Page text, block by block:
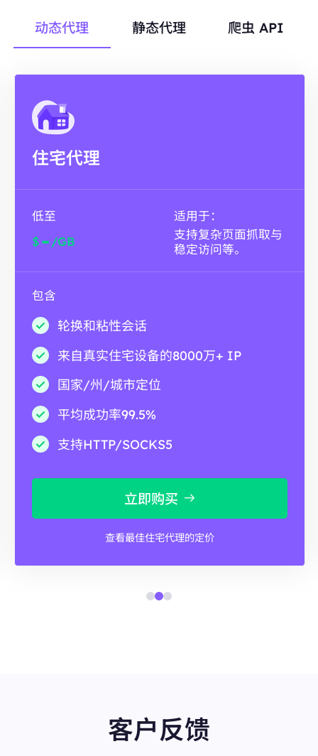
动态代理 静态代理 爬虫 API
住宅代理
低至
$- /GB
适用于：
支持复杂页面抓取与
稳定访问等。
包含
轮换和粘性会话
来自真实住宅设备的8000万+ IP
国家/州/城市定位
平均成功率99.5%
支持HTTP/SOCKS5
立即购买
查看最佳住宅代理的定价
客户反馈